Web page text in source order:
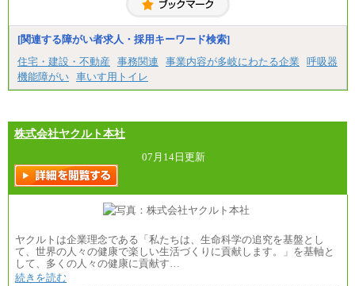
[関連する障がい者求人・採用キーワード検索]
住宅・建設・不動産
事務関連 事業内容が多岐にわたる企業
呼吸器
機能障がい 車いす用トイレ
株式会社ヤクルト本社
07月14日更新
ヤクルトは企業理念である「私たちは、生命科学の追究を基盤とし
て、世界の人々の健康で楽しい生活づくりに貢献します。」を基軸と
して、多くの人々の健康に貢献す…
続きを読む